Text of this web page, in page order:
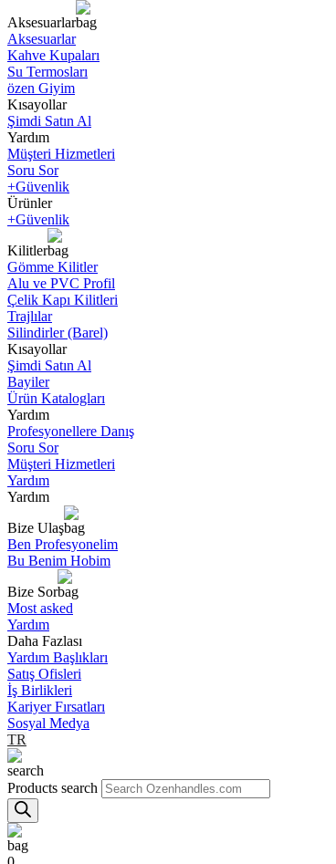
Aksesuarlar
Aksesuarlar
Kahve Kupaları
Su Termosları
özen Giyim
Kısayollar
Şimdi Satın Al
Yardım
Müşteri Hizmetleri
Soru Sor
+Güvenlik
Ürünler
+Güvenlik
Kilitler
Gömme Kilitler
Alu ve PVC Profil
Çelik Kapı Kilitleri
Trajlılar
Silindirler (Barel)
Kısayollar
Şimdi Satın Al
Bayiler
Ürün Katalogları
Yardım
Profesyonellere Danış
Soru Sor
Müşteri Hizmetleri
Yardım
Yardım
Bize Ulaş
Ben Profesyonelim
Bu Benim Hobim
Bize Sor
Most asked
Yardım
Daha Fazlası
Yardım Başlıkları
Satış Ofisleri
İş Birlikleri
Kariyer Fırsatları
Sosyal Medya
TR
Products search